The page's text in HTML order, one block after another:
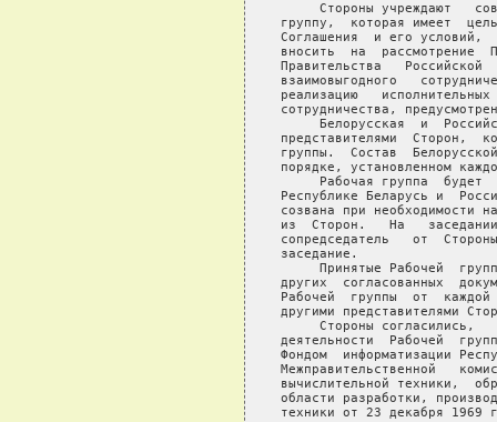
Стороны учреждают
группу,  которая имеет
Соглашения  и его условий,
вносить  на  рассмотрение
Правительства
взаимовыгодного
реализацию
сотрудничества,
Белорусская  и
представителями  Сторон,
группы.  Состав
порядке, установленном
Рабочая группа  будет
Республике Беларусь и
созвана при необходимости
из  Сторон.   На
сопредседатель   от
заседание.
Принятые Рабочей
других  согласованных
Рабочей  группы  от
другими представителями
Стороны согласились,
деятельности  Рабочей
Фондом  информатизации
Межправительственной
вычислительной техники,
области разработки,
техники от 23 декабря 1969